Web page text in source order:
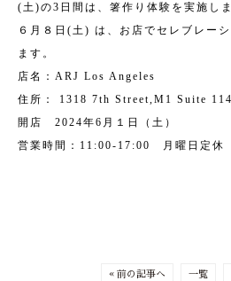
(土)の3日間は、箸作り体験を実施しま
６月８日(土) は、お店でセレブレー
ます。
店名：ARJ Los Angeles
住所： 1318 7th Street,M1 Suite 114
開店 2024年6月１日（土）
営業時間：11:00-17:00 月曜日定休
« 前の記事へ 一覧